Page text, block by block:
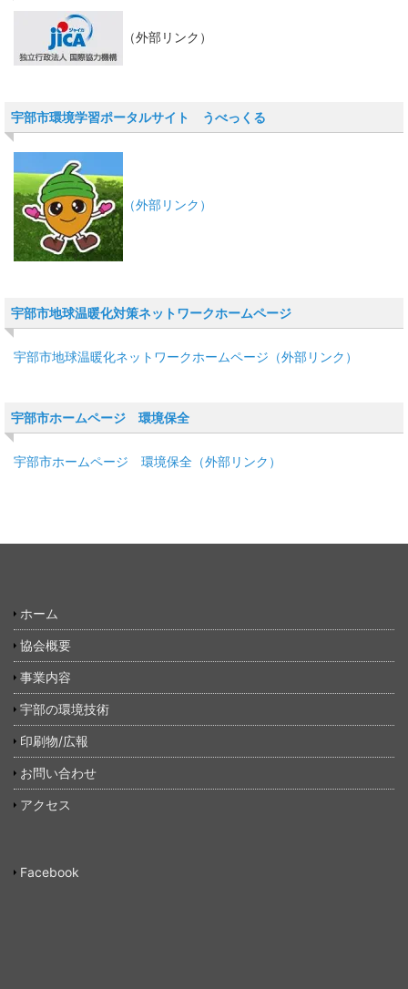
（外部リンク）
宇部市環境学習ポータルサイト うべっくる
（外部リンク）
宇部市地球温暖化対策ネットワークホームページ
宇部市地球温暖化ネットワークホームページ（外部リンク）
宇部市ホームページ 環境保全
宇部市ホームページ 環境保全（外部リンク）
ホーム
協会概要
事業内容
宇部の環境技術
印刷物/広報
お問い合わせ
アクセス
Facebook